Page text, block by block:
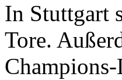
In Stuttgart
Tore.